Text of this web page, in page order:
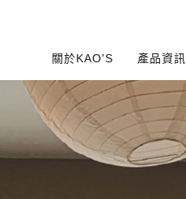
關於KAO'S 產品資訊